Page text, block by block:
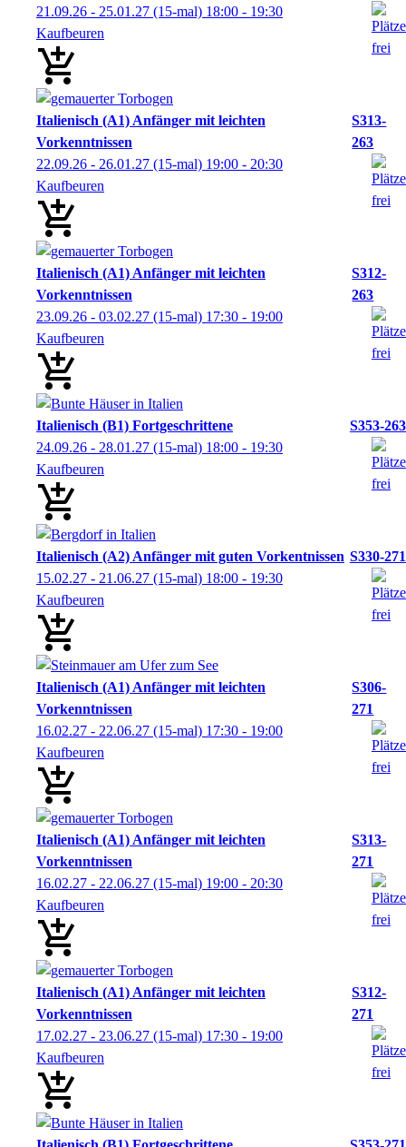
21.09.26 - 25.01.27 (15-mal) 18:00 - 19:30
Kaufbeuren
Italienisch (A1) Anfänger mit leichten
Vorkenntnissen
S313-
263
22.09.26 - 26.01.27 (15-mal) 19:00 - 20:30
Kaufbeuren
Italienisch (A1) Anfänger mit leichten
Vorkenntnissen
S312-
263
23.09.26 - 03.02.27 (15-mal) 17:30 - 19:00
Kaufbeuren
Italienisch (B1) Fortgeschrittene
S353-263
24.09.26 - 28.01.27 (15-mal) 18:00 - 19:30
Kaufbeuren
Italienisch (A2) Anfänger mit guten Vorkentnissen S330-271
15.02.27 - 21.06.27 (15-mal) 18:00 - 19:30
Kaufbeuren
Italienisch (A1) Anfänger mit leichten
Vorkenntnissen
S306-
271
16.02.27 - 22.06.27 (15-mal) 17:30 - 19:00
Kaufbeuren
Italienisch (A1) Anfänger mit leichten
Vorkenntnissen
S313-
271
16.02.27 - 22.06.27 (15-mal) 19:00 - 20:30
Kaufbeuren
Italienisch (A1) Anfänger mit leichten
Vorkenntnissen
S312-
271
17.02.27 - 23.06.27 (15-mal) 17:30 - 19:00
Kaufbeuren